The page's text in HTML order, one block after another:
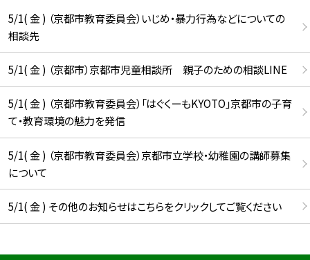
5/1( 金 ) （京都市教育委員会）いじめ・暴力行為などについての
相談先
5/1( 金 ) （京都市）京都市児童相談所 親子のための相談LINE
5/1( 金 ) （京都市教育委員会）「はぐくーもKYOTO」京都市の子育
て・教育環境の魅力を発信
5/1( 金 ) （京都市教育委員会）京都市立学校・幼稚園の講師募集
について
5/1( 金 ) その他のお知らせはこちらをクリックしてご覧ください